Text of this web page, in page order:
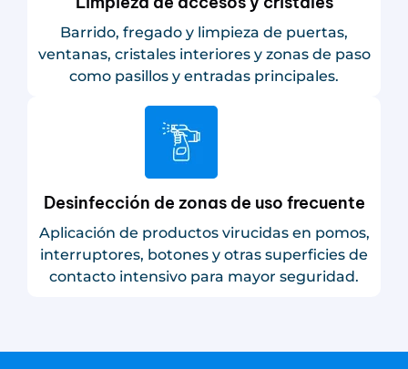
Barrido, fregado y limpieza de puertas,
ventanas, cristales interiores y zonas de paso
como pasillos y entradas principales.
Desinfección de zonas de uso frecuente
Aplicación de productos virucidas en pomos,
interruptores, botones y otras superficies de
contacto intensivo para mayor seguridad.